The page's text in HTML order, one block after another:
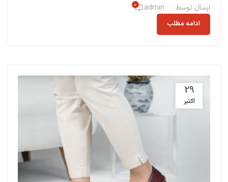
ارسال توسط admin
0
ادامه مطلب
29
اکتبر